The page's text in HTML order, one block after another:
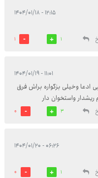
۱۲:۱۵ - ۱۴۰۴/۰۱/۱۸
1
1
۱۱:۰۱ - ۱۴۰۴/۰۱/۱۹
وخیلی بزگواره براش فرق
ریشدار واستخوان دار
3
0
۰۶:۲۶ - ۱۴۰۴/۰۱/۲۰
1
0